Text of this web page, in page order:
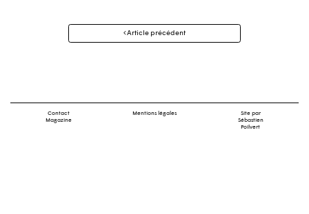
Navigation
Article précédent
Contact
Magazine
Mentions légales
Site par
Sébastien
Poilvert